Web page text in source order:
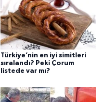
Türkiye’nin en iyi simitleri
sıralandı? Peki Çorum
listede var mı?